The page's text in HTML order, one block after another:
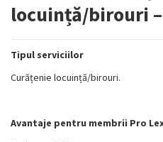
locuință/birouri
Tipul serviciilor
Curățenie locuință/birouri.
Avantaje pentru membrii Pro